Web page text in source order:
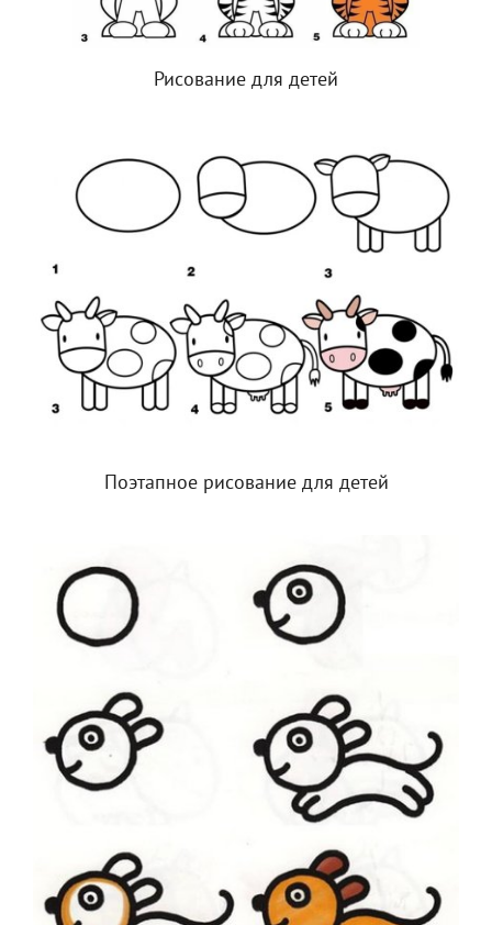
Рисование для детей
Поэтапное рисование для детей